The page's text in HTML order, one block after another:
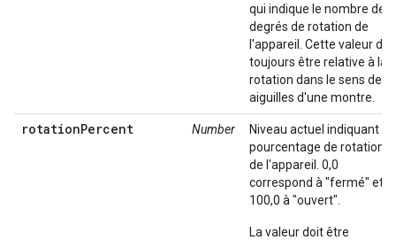
qui indique le nombre de
degrés de rotation de
l'appareil. Cette valeur doit
toujours être relative à la
rotation dans le sens des
aiguilles d'une montre.
rotationPercent Number
Niveau actuel indiquant le
pourcentage de rotation
de l'appareil. 0,0
correspond à "fermé" et
100,0 à "ouvert".
La valeur doit être